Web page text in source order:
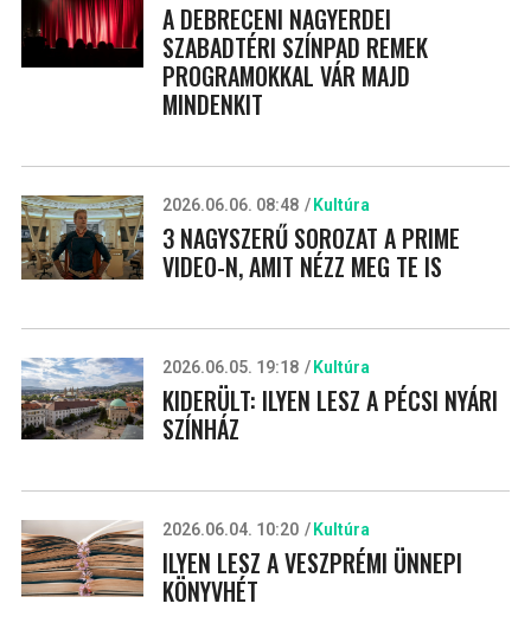
A DEBRECENI NAGYERDEI
SZABADTÉRI SZÍNPAD REMEK
PROGRAMOKKAL VÁR MAJD
MINDENKIT
2026.06.06. 08:48 Kultúra
3 NAGYSZERŰ SOROZAT A PRIME
VIDEO-N, AMIT NÉZZ MEG TE IS
2026.06.05. 19:18 Kultúra
KIDERÜLT: ILYEN LESZ A PÉCSI NYÁRI
SZÍNHÁZ
2026.06.04. 10:20 Kultúra
ILYEN LESZ A VESZPRÉMI ÜNNEPI
KÖNYVHÉT